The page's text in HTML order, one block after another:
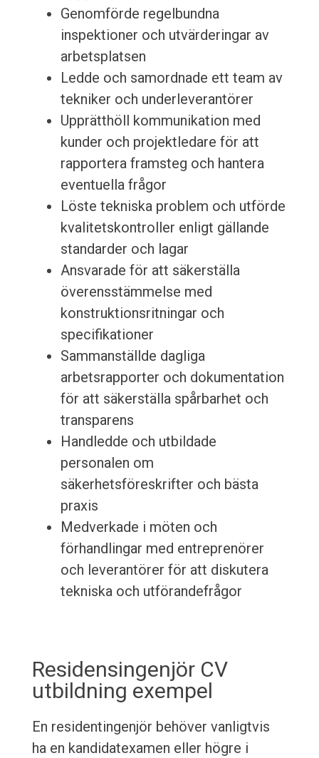
Genomförde regelbundna
inspektioner och utvärderingar av
arbetsplatsen
Ledde och samordnade ett team av
tekniker och underleverantörer
Upprätthöll kommunikation med
kunder och projektledare för att
rapportera framsteg och hantera
eventuella frågor
Löste tekniska problem och utförde
kvalitetskontroller enligt gällande
standarder och lagar
Ansvarade för att säkerställa
överensstämmelse med
konstruktionsritningar och
specifikationer
Sammanställde dagliga
arbetsrapporter och dokumentation
för att säkerställa spårbarhet och
transparens
Handledde och utbildade
personalen om
säkerhetsföreskrifter och bästa
praxis
Medverkade i möten och
förhandlingar med entreprenörer
och leverantörer för att diskutera
tekniska och utförandefrågor
Residensingenjör CV
utbildning exempel
En residentingenjör behöver vanligtvis
ha en kandidatexamen eller högre i